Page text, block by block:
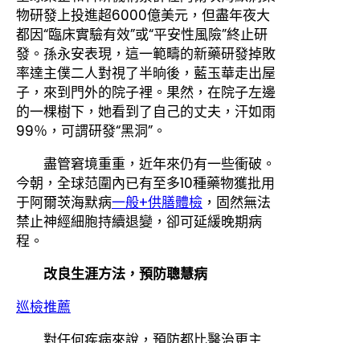
物研發上投進超6000億美元，但盡年夜大
都因“臨床實驗有效”或“平安性風險”終止研
發。孫永安表現，這一範疇的新藥研發掉敗
率達主僕二人對視了半晌後，藍玉華走出屋
子，來到門外的院子裡。果然，在院子左邊
的一棵樹下，她看到了自己的丈夫，汗如雨
99％，可謂研發“黑洞”。
盡管窘境重重，近年來仍有一些衝破。
今朝，全球范圍內已有至多10種藥物獲批用
于阿爾茨海默病一般+供膳體檢 ，固然無法
禁止神經細胞持續退變，卻可延緩晚期病
程。
改良生涯方法，預防聰慧病
巡檢推薦